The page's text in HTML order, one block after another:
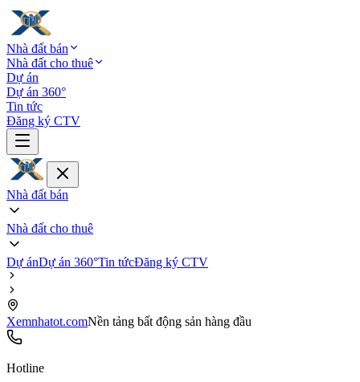
Nhà đất bán
Nhà đất cho thuê
Dự án
Dự án 360°
Tin tức
Đăng ký CTV
Nhà đất bán
Nhà đất cho thuê
Dự ánDự án 360°Tin tứcĐăng ký CTV
Xemnhatot.comNền tảng bất động sản hàng đầu
Hotline